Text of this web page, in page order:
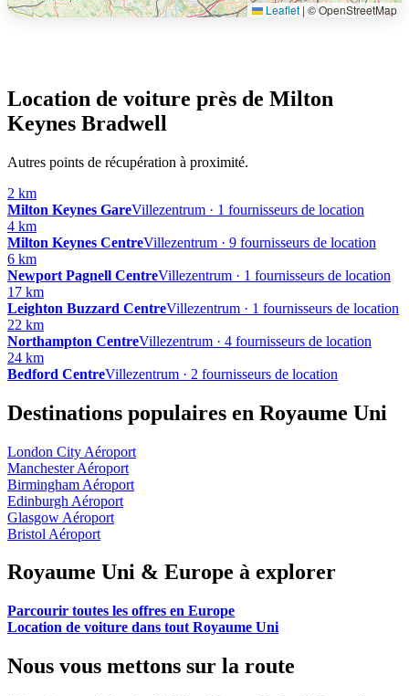
Leaflet |© OpenStreetMap
Location de voiture près de Milton
Keynes Bradwell
Autres points de récupération à proximité.
2 km
Milton Keynes GareVillezentrum · 1 fournisseurs de location
4 km
Milton Keynes CentreVillezentrum · 9 fournisseurs de location
6 km
Newport Pagnell CentreVillezentrum · 1 fournisseurs de location
17 km
Leighton Buzzard CentreVillezentrum · 1 fournisseurs de location
22 km
Northampton CentreVillezentrum · 4 fournisseurs de location
24 km
Bedford CentreVillezentrum · 2 fournisseurs de location
Destinations populaires en Royaume Uni
London City Aéroport
Manchester Aéroport
Birmingham Aéroport
Edinburgh Aéroport
Glasgow Aéroport
Bristol Aéroport
Royaume Uni & Europe à explorer
Parcourir toutes les offres en Europe
Location de voiture dans tout Royaume Uni
Nous vous mettons sur la route